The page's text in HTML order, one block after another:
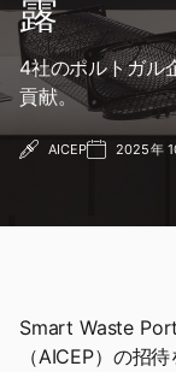
露
4社のポルトガル
貢献。
AICEP 2025年
Smart Waste
（AICEP）の招